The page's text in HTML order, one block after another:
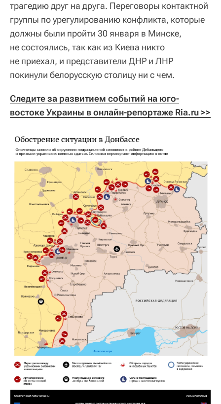
трагедию друг на друга. Переговоры контактной
группы по урегулированию конфликта, которые
должны были пройти 30 января в Минске,
не состоялись, так как из Киева никто
не приехал, и представители ДНР и ЛНР
покинули белорусскую столицу ни с чем.
Следите за развитием событий на юго-
востоке Украины в онлайн-репортаже Ria.ru >>